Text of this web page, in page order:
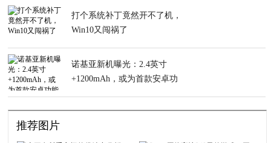
打个系统补丁竟然开不了机，
Win10又闯祸了
诺基亚新机曝光：2.4英寸
+1200mAh，或为首款安卓功
推荐图片